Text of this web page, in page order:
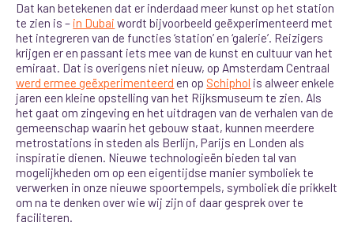
Dat kan betekenen dat er inderdaad meer kunst op het station
te zien is – in Dubai wordt bijvoorbeeld geëxperimenteerd met
het integreren van de functies ‘station’ en ‘galerie’. Reizigers
krijgen er en passant iets mee van de kunst en cultuur van het
emiraat. Dat is overigens niet nieuw, op Amsterdam Centraal
werd ermee geëxperimenteerd en op Schiphol is alweer enkele
jaren een kleine opstelling van het Rijksmuseum te zien. Als
het gaat om zingeving en het uitdragen van de verhalen van de
gemeenschap waarin het gebouw staat, kunnen meerdere
metrostations in steden als Berlijn, Parijs en Londen als
inspiratie dienen. Nieuwe technologieën bieden tal van
mogelijkheden om op een eigentijdse manier symboliek te
verwerken in onze nieuwe spoortempels, symboliek die prikkelt
om na te denken over wie wij zijn of daar gesprek over te
faciliteren.